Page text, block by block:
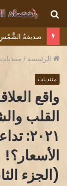
بحث
عن
كيف للعابرِ
الرئيسية / منتديات
منتديات
واقع
القلب
٢٠٢١:
الأسعار؟!
(الجزء